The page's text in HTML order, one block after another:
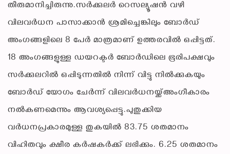
തീരുമാനിച്ചിരുന്നു.സർക്കുലർ റെസല്യൂഷൻ വഴി
വിലവർധന പാസാക്കാൻ ശ്രമിച്ചെങ്കിലും ബോർഡ്
അംഗങ്ങളിലെ 8 പേർ മാത്രമാണ് ഉത്തരവിൽ ഒപ്പിട്ടത്.
18 അംഗങ്ങളുള്ള ഡയറക്ടർ ബോർഡിലെ ഭൂരിപക്ഷവും
സർക്കുലറിൽ ഒപ്പിടുന്നതിൽ നിന്ന് വിട്ടു നിൽക്കുകയും
ബോർഡ് യോഗം ചേർന്ന് വിലവർധനയ്ക്ക്അംഗീകാരം
നൽകണമെന്നും ആവശ്യപ്പെട്ടു.പുതുക്കിയ
വർധനപ്രകാരമുള്ള തുകയിൽ 83.75 ശതമാനം
വിഹിതവും ക്ഷീര കർഷകർക്ക് ലഭിക്കും. 6.25 ശതമാനം